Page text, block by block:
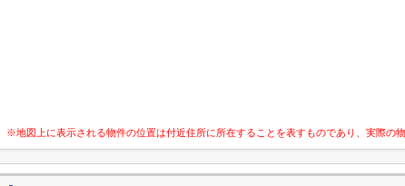
※地図上に表示される物件の位置は付近住所に所在することを表すものであり、実際の